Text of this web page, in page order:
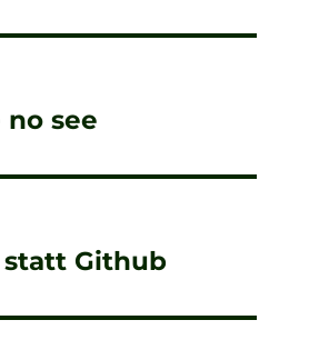
see
Github